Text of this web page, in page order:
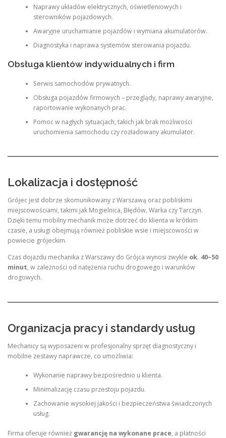
Naprawy układów elektrycznych, oświetleniowych i
sterowników pojazdowych.
Awaryjne uruchamianie pojazdów i wymiana akumulatorów.
Diagnostyka i naprawa systemów sterowania pojazdu.
Obsługa klientów indywidualnych i firm
Serwis samochodów prywatnych.
Obsługa pojazdów firmowych – przeglądy, naprawy awaryjne,
raportowanie wykonanych prac.
Pomoc w nagłych sytuacjach, takich jak brak możliwości
uruchomienia samochodu czy rozładowany akumulator.
Lokalizacja i dostępność
Grójec jest dobrze skomunikowany z Warszawą oraz pobliskimi
miejscowościami, takimi jak Mogielnica, Błędów, Warka czy Tarczyn.
Dzięki temu mobilny mechanik może dotrzeć do klienta w krótkim
czasie, a usługi obejmują również pobliskie wsie i miejscowości w
powiecie grójeckim.
Czas dojazdu mechanika z Warszawy do Grójca wynosi zwykle ok. 40–50
minut, w zależności od natężenia ruchu drogowego i warunków
drogowych.
Organizacja pracy i standardy usług
Mechanicy są wyposażeni w profesjonalny sprzęt diagnostyczny i
mobilne zestawy naprawcze, co umożliwia:
Wykonanie naprawy bezpośrednio u klienta.
Minimalizację czasu przestoju pojazdu.
Zachowanie wysokiej jakości i bezpieczeństwa świadczonych
usług.
Firma oferuje również gwarancję na wykonane prace, a płatności